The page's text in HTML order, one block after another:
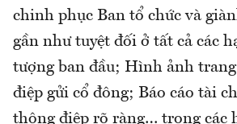
chinh phục Ban tổ chức và
gần như tuyệt đối ở tất cả các
tượng ban đầu; Hình ảnh
điệp gửi cổ đông; Báo cáo tài
thông điệp rõ ràng… trong các